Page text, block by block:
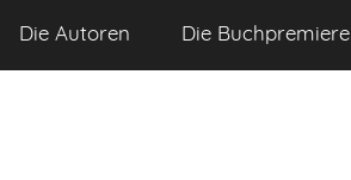
Die Autoren Die Buchpremiere